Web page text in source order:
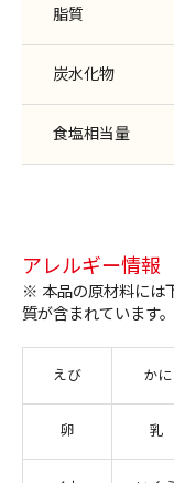
脂質
炭水化物
食塩相当量
アレルギー情報
※ 本品の原材料には
質が含まれています。
えび かに
卵 乳